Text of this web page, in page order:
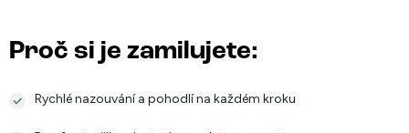
Proč si je zamilujete:
Rychlé nazouvání a pohodlí na každém kroku